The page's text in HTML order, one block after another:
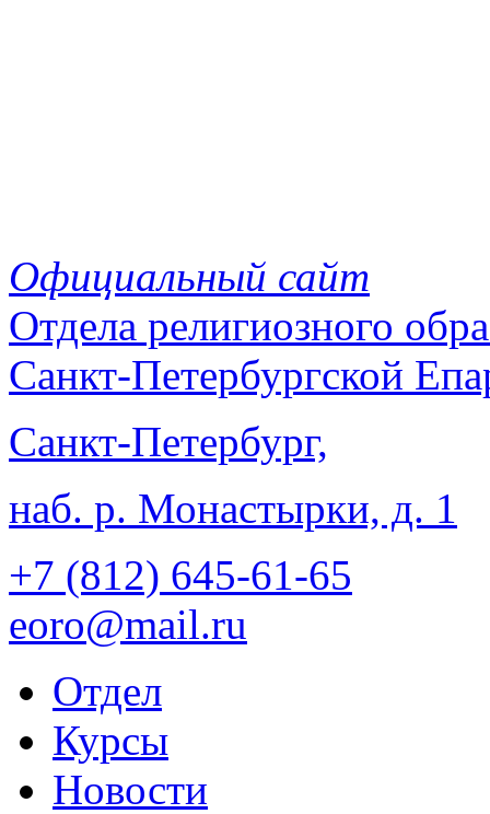
Официальный сайт
Отдела религиозного
Санкт-Петербургской
Санкт-Петербург,
наб. р. Монастырки, д. 1
+7 (812) 645-61-65
eoro@mail.ru
Отдел
Курсы
Новости